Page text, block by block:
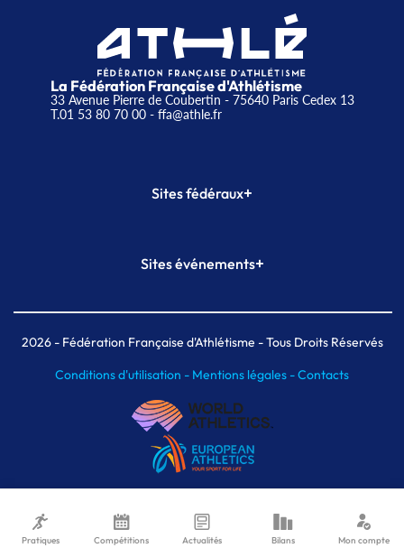
La Fédération Française d'Athlétisme
33 Avenue Pierre de Coubertin - 75640 Paris Cedex 13
T.01 53 80 70 00- ffa@athle.fr
Sites fédéraux+
Plateforme Formation
Sites événements+
Meeting de Paris indoor
MAIF Ekiden de Paris
2026- Fédération Française d'Athlétisme - Tous Droits Réservés
Conditions d'utilisation - Mentions légales -Contacts
Pratiques Compétitions Actualités Bilans Mon compte